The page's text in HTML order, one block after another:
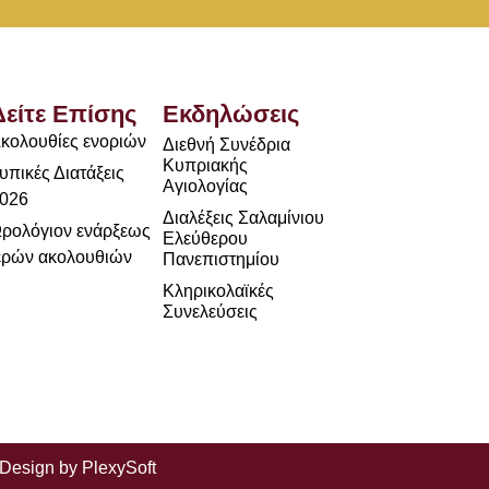
Επίσης
ενοριών
Διατάξεις
ενάρξεως
ακολουθιών
Εκδηλώσεις
Διεθνή Συνέδρια
Κυπριακής
Αγιολογίας
Διαλέξεις Σαλαμίνιου
Ελεύθερου
Πανεπιστημίου
Κληρικολαϊκές
Συνελεύσεις
by PlexySoft